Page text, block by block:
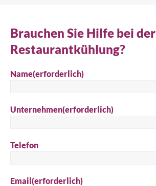
Brauchen Sie Hilfe bei der
Restaurantkühlung?
Name(erforderlich)
Unternehmen(erforderlich)
Telefon
Email(erforderlich)